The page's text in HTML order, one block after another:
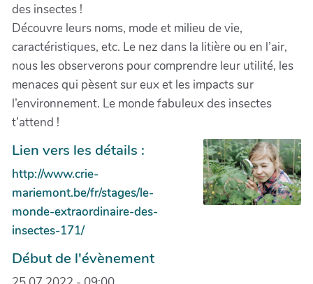
des insectes !
Découvre leurs noms, mode et milieu de vie,
caractéristiques, etc. Le nez dans la litière ou en l’air,
nous les observerons pour comprendre leur utilité, les
menaces qui pèsent sur eux et les impacts sur
l’environnement. Le monde fabuleux des insectes
t’attend !
Lien vers les détails :
http://www.crie-
mariemont.be/fr/stages/le-
monde-extraordinaire-des-
insectes-171/
Début de l'évènement